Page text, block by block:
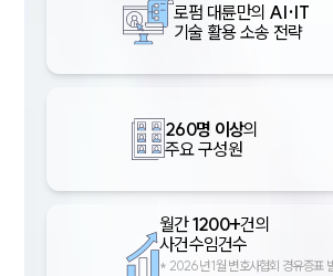
로펌 대륜만의 AI·IT
기술 활용 소송 전략
260명 이상의
주요 구성원
월간1200+건의
사건수임건수
* 2026년 1월 변호사협회 경유증표